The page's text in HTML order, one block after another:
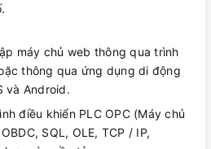
máy chủ web thông qua trình
thông qua ứng dụng di động
và Android.
điều khiển PLC OPC (Máy chủ
SQL, OLE, TCP / IP,